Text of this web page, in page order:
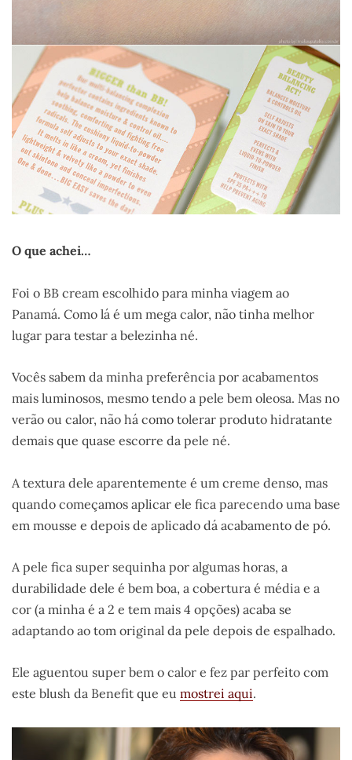
O que achei…
Foi o BB cream escolhido para minha viagem ao
Panamá. Como lá é um mega calor, não tinha melhor
lugar para testar a belezinha né.
Vocês sabem da minha preferência por acabamentos
mais luminosos, mesmo tendo a pele bem oleosa. Mas no
verão ou calor, não há como tolerar produto hidratante
demais que quase escorre da pele né.
A textura dele aparentemente é um creme denso, mas
quando começamos aplicar ele fica parecendo uma base
em mousse e depois de aplicado dá acabamento de pó.
A pele fica super sequinha por algumas horas, a
durabilidade dele é bem boa, a cobertura é média e a
cor (a minha é a 2 e tem mais 4 opções) acaba se
adaptando ao tom original da pele depois de espalhado.
Ele aguentou super bem o calor e fez par perfeito com
este blush da Benefit que eu mostrei aqui.